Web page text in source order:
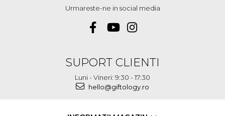
Urmareste-ne in social media
SUPORT CLIENTI
Luni - Vineri: 9:30 - 17:30
hello@giftology.ro